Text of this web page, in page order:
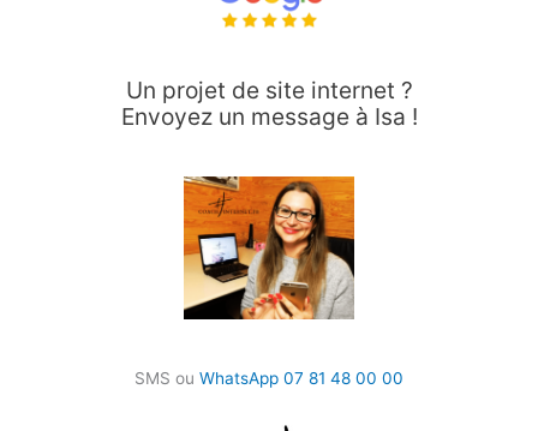
Un projet de site internet ?
Envoyez un message à Isa !
SMS ou WhatsApp 07 81 48 00 00